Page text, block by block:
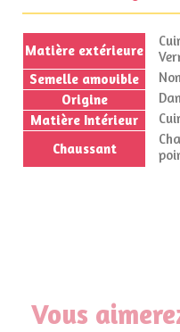
Matière extérieure
Semelle amovible
Non
Origine
Matière Intérieur
Chaussant
Vous